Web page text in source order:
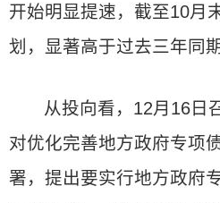
开始明显提速，截至10月
划，显著高于过去三年同
从投向看，12月16日
对优化完善地方政府专项
署，提出要实行地方政府